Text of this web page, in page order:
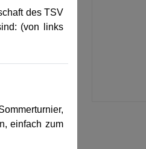
des TSV
(von links
einfach zum